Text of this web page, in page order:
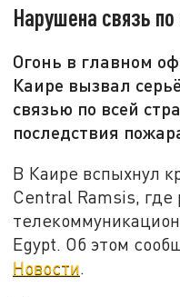
Нарушена связь по
Огонь в главном
Каире вызвал
связью по всей
последствия
В Каире вспыхнул
Central Ramsis, где
Egypt. Об этом
Новости.